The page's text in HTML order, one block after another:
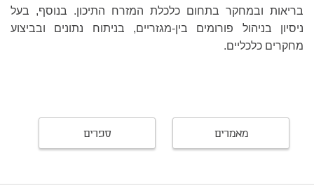
בריאות ובמחקר בתחום כלכלת המזרח התיכון. בנוסף, בעל
ניסיון בניהול פורומים בין-מגזריים, בניתוח נתונים ובביצוע
מחקרים כלכליים.
מאמרים ספרים